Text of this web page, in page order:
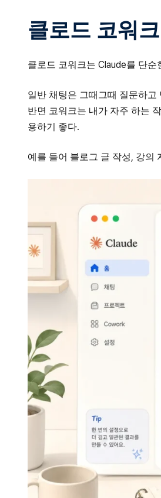
클로드 코워
클로드 코워크는 Claude를 단
일반 채팅은 그때그때 질문하고
반면 코워크는 내가 자주 하는
용하기 좋다.
예를 들어 블로그 글 작성, 강의